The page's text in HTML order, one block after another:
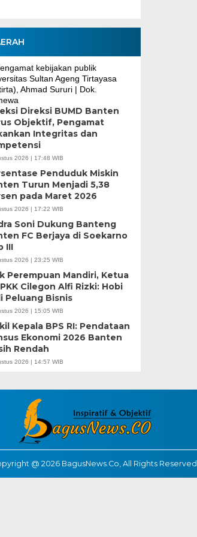
Direksi BUMD Banten
Objektif, Pengamat
Integritas dan
2026 | 17:48 WIB
Penduduk Miskin
Turun Menjadi 5,38
pada Maret 2026
2026 | 17:22 WIB
Soni Dukung Banteng
FC Berjaya di Soekarno
III
2026 | 23:25 WIB
Perempuan Mandiri, Ketua
Cilegon Alfi Rizki: Hobi
Peluang Bisnis
2026 | 15:05 WIB
Kepala BPS RI: Pendataan
Ekonomi 2026 Banten
Rendah
2026 | 14:57 WIB
@ 2026 BagusNews.Co, All Rights Reserved